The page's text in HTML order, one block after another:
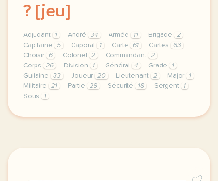
? [jeu]
Adjudant 1 André 34 Armée 11 Brigade
2
Capitaine
5 Caporal 1 Carte 61 Cartes
63
Choisir
6 Colonel 2 Commandant
2
Corps
26 Division 1 Général 4 Grade
1
Guilaine
33 Joueur 20 Lieutenant 2 Major
1
Militaire
21 Partie 29 Sécurité 18 Sergent
1
Sous
1
theme securite duree 30 minutes niveau a1